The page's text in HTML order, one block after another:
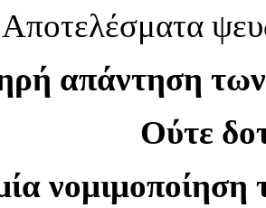
Αποτελέσματα
απάντηση των
Ούτε
νομιμοποίηση